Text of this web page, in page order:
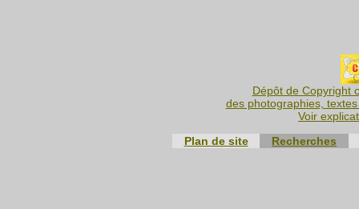
Dépôt de Copyright
des photographies,
Voir
Plan de site
Recherches